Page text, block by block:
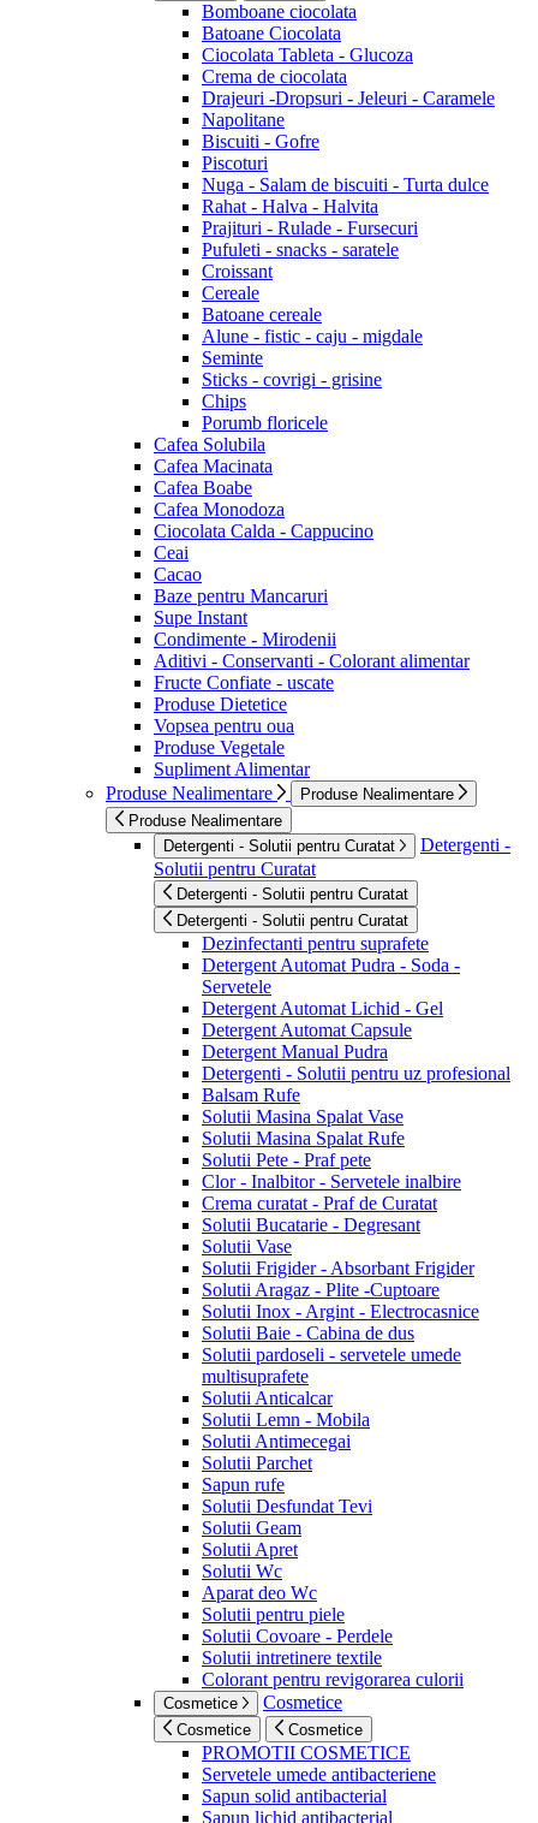
Bomboane ciocolata
Batoane Ciocolata
Ciocolata Tableta - Glucoza
Crema de ciocolata
Drajeuri -Dropsuri - Jeleuri - Caramele
Napolitane
Biscuiti - Gofre
Piscoturi
Nuga - Salam de biscuiti - Turta dulce
Rahat - Halva - Halvita
Prajituri - Rulade - Fursecuri
Pufuleti - snacks - saratele
Croissant
Cereale
Batoane cereale
Alune - fistic - caju - migdale
Seminte
Sticks - covrigi - grisine
Chips
Porumb floricele
Cafea Solubila
Cafea Macinata
Cafea Boabe
Cafea Monodoza
Ciocolata Calda - Cappucino
Ceai
Cacao
Baze pentru Mancaruri
Supe Instant
Condimente - Mirodenii
Aditivi - Conservanti - Colorant alimentar
Fructe Confiate - uscate
Produse Dietetice
Vopsea pentru oua
Produse Vegetale
Supliment Alimentar
Produse Nealimentare
Produse Nealimentare
Produse Nealimentare
Detergenti - Solutii pentru Curatat
Detergenti -
Solutii pentru Curatat
Detergenti - Solutii pentru Curatat
Detergenti - Solutii pentru Curatat
Dezinfectanti pentru suprafete
Detergent Automat Pudra - Soda -
Servetele
Detergent Automat Lichid - Gel
Detergent Automat Capsule
Detergent Manual Pudra
Detergenti - Solutii pentru uz profesional
Balsam Rufe
Solutii Masina Spalat Vase
Solutii Masina Spalat Rufe
Solutii Pete - Praf pete
Clor - Inalbitor - Servetele inalbire
Crema curatat - Praf de Curatat
Solutii Bucatarie - Degresant
Solutii Vase
Solutii Frigider - Absorbant Frigider
Solutii Aragaz - Plite -Cuptoare
Solutii Inox - Argint - Electrocasnice
Solutii Baie - Cabina de dus
Solutii pardoseli - servetele umede
multisuprafete
Solutii Anticalcar
Solutii Lemn - Mobila
Solutii Antimecegai
Solutii Parchet
Sapun rufe
Solutii Desfundat Tevi
Solutii Geam
Solutii Apret
Solutii Wc
Aparat deo Wc
Solutii pentru piele
Solutii Covoare - Perdele
Solutii intretinere textile
Colorant pentru revigorarea culorii
Cosmetice Cosmetice
Cosmetice Cosmetice
PROMOTII COSMETICE
Servetele umede antibacteriene
Sapun solid antibacterial
Sapun lichid antibacterial